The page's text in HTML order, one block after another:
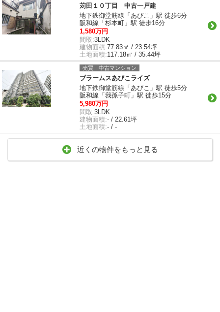
苅田１０丁目 中古一戸建
地下鉄御堂筋線「あびこ」駅 徒歩6分
阪和線「杉本町」駅 徒歩16分
1,580万円
間取:3LDK
建物面積:77.83㎡ / 23.54坪
土地面積:117.18㎡ / 35.44坪
売買｜中古マンション
ブラームスあびこライズ
地下鉄御堂筋線「あびこ」駅 徒歩5分
阪和線「我孫子町」駅 徒歩15分
5,980万円
間取:3LDK
建物面積:- / 22.61坪
土地面積:- / -
近くの物件をもっと見る